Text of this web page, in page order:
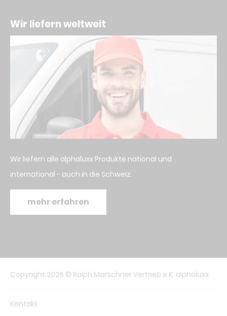
Wir liefern weltweit
Wir liefern alle alphaluxx Produkte national und
international - auch in die Schweiz.
mehr erfahren
Copyright 2026 © Ralph Marschner Vertrieb e.K. alphaluxx
Kontakt